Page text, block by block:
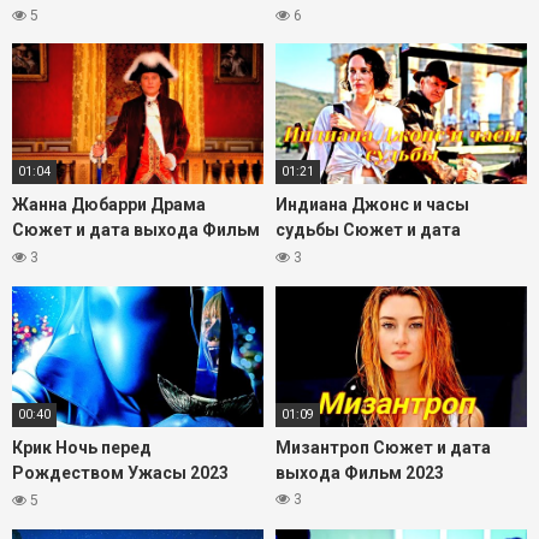
2023
5
2023
6
01:04
Жанна Дюбарри Драма
Сюжет и дата выхода Фильм
2023
3
01:21
Индиана Джонс и часы
судьбы Сюжет и дата
выхода Фильм 2023
3
00:40
Крик Ночь перед
Рождеством Ужасы 2023
Сюжет и дата выхода Фильм
5
01:09
Мизантроп Сюжет и дата
выхода Фильм 2023
3